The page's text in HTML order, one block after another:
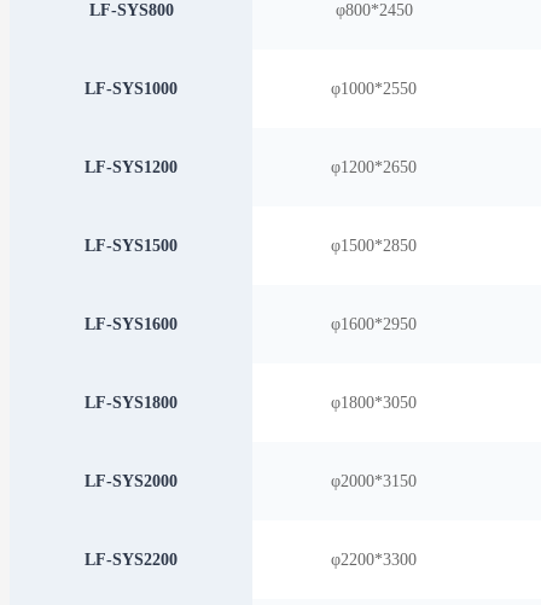
LF-SYS800 φ800*2450
LF-SYS1000 φ1000*2550
LF-SYS1200 φ1200*2650
LF-SYS1500 φ1500*2850
LF-SYS1600 φ1600*2950
LF-SYS1800 φ1800*3050
LF-SYS2000 φ2000*3150
LF-SYS2200 φ2200*3300